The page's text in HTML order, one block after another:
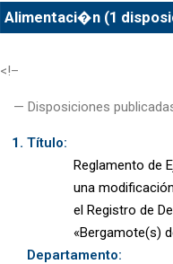
Alimentaci�n (1
<!–
— Disposiciones
Título:
Reglamento de
una
el Registro de
«Bergamote(s)
Departamento: